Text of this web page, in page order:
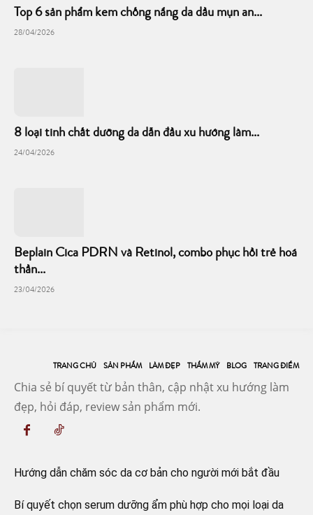
Top 6 sản phẩm kem chống nắng da dầu mụn an...
28/04/2026
8 loại tinh chất dưỡng da dẫn đầu xu hướng làm...
24/04/2026
Beplain Cica PDRN và Retinol, combo phục hồi trẻ hoá
thần...
23/04/2026
TRANG CHỦ SẢN PHẨM LÀM ĐẸP THẨM MỸ BLOG TRANG ĐIỂM
Chia sẻ bí quyết từ bản thân, cập nhật xu hướng làm
đẹp, hỏi đáp, review sản phẩm mới.
Hướng dẫn chăm sóc da cơ bản cho người mới bắt đầu
Bí quyết chọn serum dưỡng ẩm phù hợp cho mọi loại da